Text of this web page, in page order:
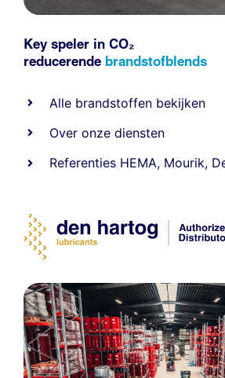
Key speler in CO₂
reducerende brandstofblends
Alle brandstoffen bekijken
Over onze diensten
Referenties HEMA, Mourik,